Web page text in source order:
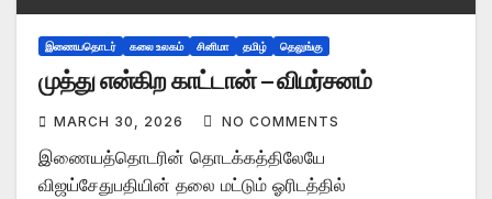
இணையதொடர் கலை உலகம் சினிமா தமிழ் தெலுங்கு
முத்து என்கிற காட்டான் – விமர்சனம்
MARCH 30, 2026 NO COMMENTS
இணையத்தொடரின் தொடக்கத்திலேயே
விஜய்சேதுபதியின் தலை மட்டும் ஓரிடத்தில்